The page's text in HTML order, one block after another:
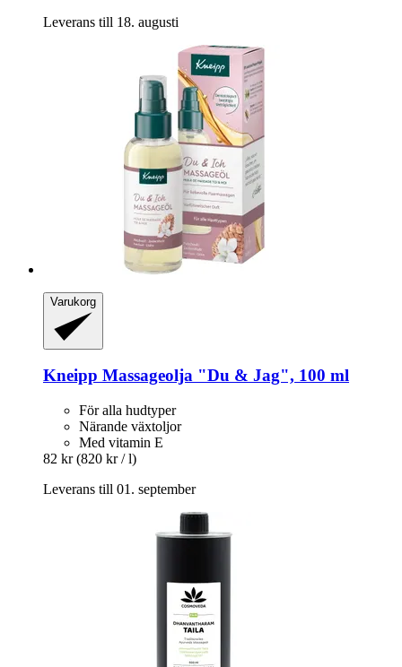
Leverans till 18. augusti
Varukorg
Kneipp Massageolja "Du & Jag", 100 ml
För alla hudtyper
Närande växtoljor
Med vitamin E
82 kr (820 kr / l)
Leverans till 01. september